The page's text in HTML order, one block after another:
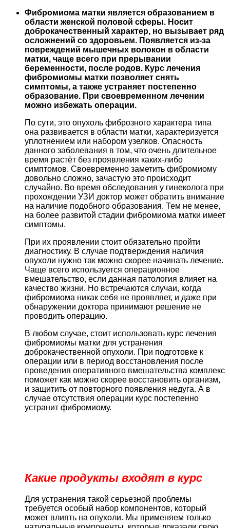
Фибромиома матки является образованием в
области женской половой сферы. Носит
доброкачественный характер, но вызывает ряд
осложнений со здоровьем. Появляется из-за
повреждений мышечных волокон в области
матки, чаще всего при прерывании
беременности, после родов. Курс лечения
фибромиомы матки позволяет снять
симптомы, а также устраняет постепенно
образование. При своевременном лечении
можно избежать операции.
По сути, это опухоль фиброзного характера типа
она развивается в области матки, характеризуется
уплотнением или набором узелков. Опасность
данного заболевания в том, что очень длительное
время растёт без проявления каких-либо
симптомов. Своевременно заметить фибромиому
довольно сложно, зачастую это происходит
случайно. Во время обследования у гинеколога при
прохождении УЗИ доктор может обратить внимание
на наличие подобного образования. Тем не менее,
на более развитой стадии фибромиома матки имеет
симптомы.
При их проявлении стоит обязательно пройти
диагностику. В случае подтверждения наличия
опухоли нужно так можно скорее начинать лечение.
Чаще всего используется операционное
вмешательство, если данная патология влияет на
качество жизни. Но встречаются случаи, когда
фибромиома никак себя не проявляет, и даже при
обнаружении доктора принимают решение не
проводить операцию.
В любом случае, стоит использовать курс лечения
фибромиомы матки для устранения
доброкачественной опухоли. При подготовке к
операции или в период восстановления после
проведения оперативного вмешательства комплекс
поможет как можно скорее восстановить организм,
и защитить от повторного появления недуга. А в
случае отсутствия операции курс постепенно
устранит фибромиому.
Какие продукты входят в курс
Для устранения такой серьезной проблемы
требуется особый набор компонентов, который
может влиять на опухоли. Мы применяем только